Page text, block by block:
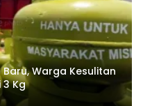
Warga Kesulitan
3 Kg